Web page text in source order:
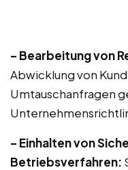
– Bearbeitung von
Abwicklung von
Umtauschanfragen
– Einhalten von
Betriebsverfahren: